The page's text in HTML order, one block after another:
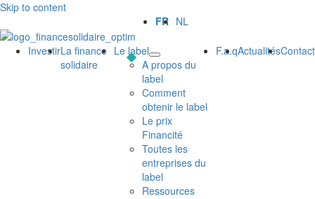
Skip to content
FR NL
InvestirLa finance
solidaire
Le label
A propos du
label
Comment
obtenir le label
Le prix
Financité
Toutes les
entreprises du
label
Ressources
F.a.qActualitésContact